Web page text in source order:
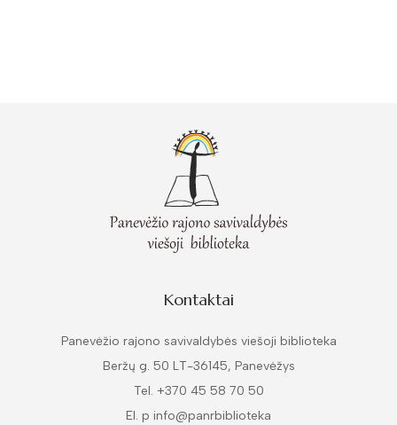
Kontaktai
Panevėžio rajono savivaldybės viešoji biblioteka
Beržų g. 50 LT-36145, Panevėžys
Tel. +370 45 58 70 50
El. p info@panrbiblioteka